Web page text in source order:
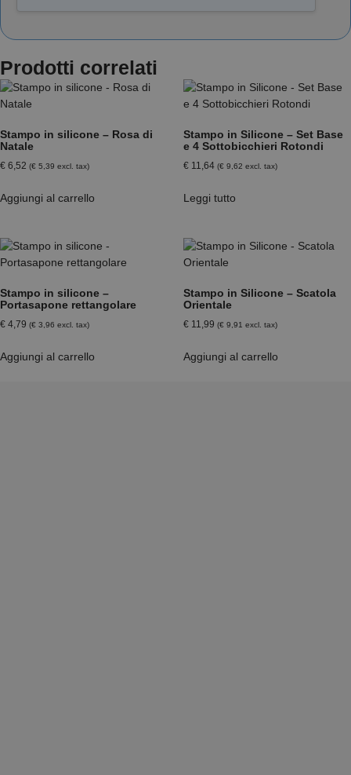
Prodotti correlati
Stampo in silicone – Rosa di
Natale
€ 6,52 (€ 5,39 excl. tax)
Aggiungi al carrello
Stampo in Silicone – Set Base
e 4 Sottobicchieri Rotondi
€ 11,64 (€ 9,62 excl. tax)
Leggi tutto
Stampo in silicone –
Portasapone rettangolare
€ 4,79 (€ 3,96 excl. tax)
Aggiungi al carrello
Stampo in Silicone – Scatola
Orientale
€ 11,99 (€ 9,91 excl. tax)
Aggiungi al carrello